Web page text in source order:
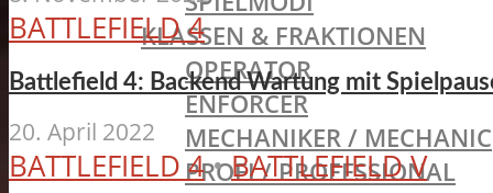
KLASSEN & FRAKTIONEN
OPERATOR
ENFORCER
MECHANIKER / MECHANIC
PROFI / PROFESSIONAL
BATTLEFIELD 4
Battlefield 4: Backend Wartung mit
20. April 2022
BATTLEFIELD 4 • BATTLEFIELD V